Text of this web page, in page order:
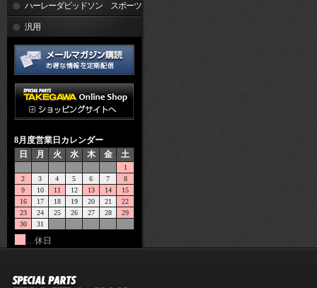
ハーレーダビッドソン スポーツ
スター汎用
8月度営業日カレンダー
日
月 火 水 木 金 土
1
2
3 4 5 6 7
8
9
10 11 12 13 14
15
16
17 18 19 20 21
22
23
24 25 26 27 28
29
30
31
…休日